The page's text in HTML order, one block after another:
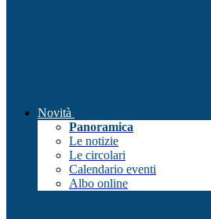
Novità
Panoramica
Le notizie
Le circolari
Calendario eventi
Albo online